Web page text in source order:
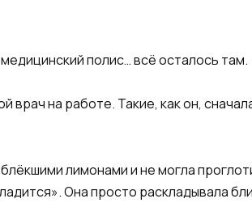
полис… всё осталось там.
врач на работе. Такие, как он,
лимонами и не могла
Она просто раскладывала